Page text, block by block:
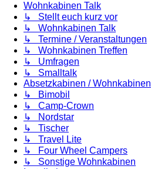
Wohnkabinen Talk
↳ Stellt euch kurz vor
↳ Wohnkabinen Talk
↳ Termine / Veranstaltungen
↳ Wohnkabinen Treffen
↳ Umfragen
↳ Smalltalk
Absetzkabinen / Wohnkabinen
↳ Bimobil
↳ Camp-Crown
↳ Nordstar
↳ Tischer
↳ Travel Lite
↳ Four Wheel Campers
↳ Sonstige Wohnkabinen